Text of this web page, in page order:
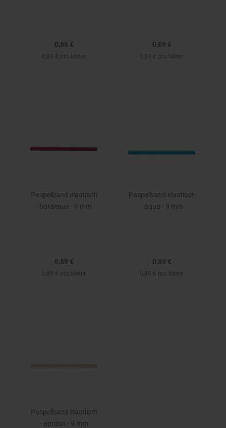
0,89 €
0,89 € pro Meter
0,89 €
0,89 € pro Meter
Paspelband elastisch
- bordeaux - 9 mm
0,89 €
0,89 € pro Meter
Paspelband elastisch
- aqua - 9 mm
0,89 €
0,89 € pro Meter
Paspelband elastisch
- apricot - 9 mm